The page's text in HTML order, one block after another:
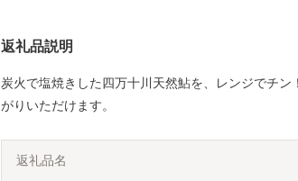
返礼品説明
炭火で塩焼きした四万十川天然鮎を、レンジでチ
がりいただけます。
返礼品名